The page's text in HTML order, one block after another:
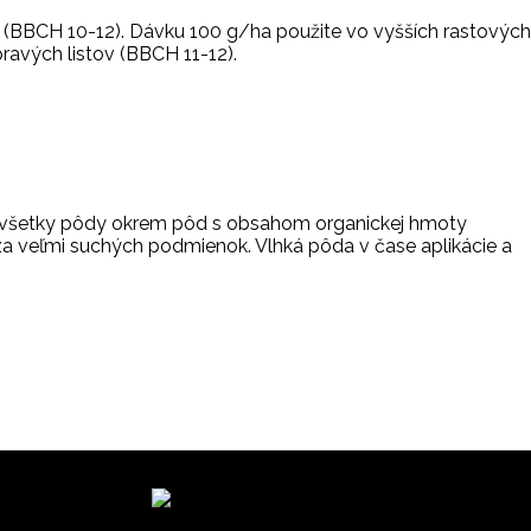
10-12). Dávku 100 g/ha použite vo vyšších rastových
listov (BBCH 11-12).
pôdy okrem pôd s obsahom organickej hmoty
veľmi suchých podmienok. Vlhká pôda v čase aplikácie a